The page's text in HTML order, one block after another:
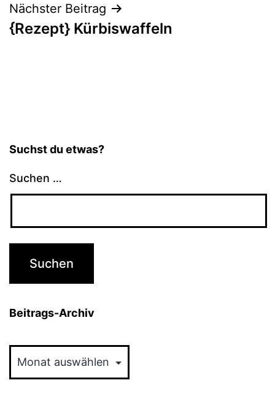
Nächster Beitrag
{Rezept} Kürbiswaffeln
Suchst du etwas?
Suchen …
Beitrags-Archiv
Archiv